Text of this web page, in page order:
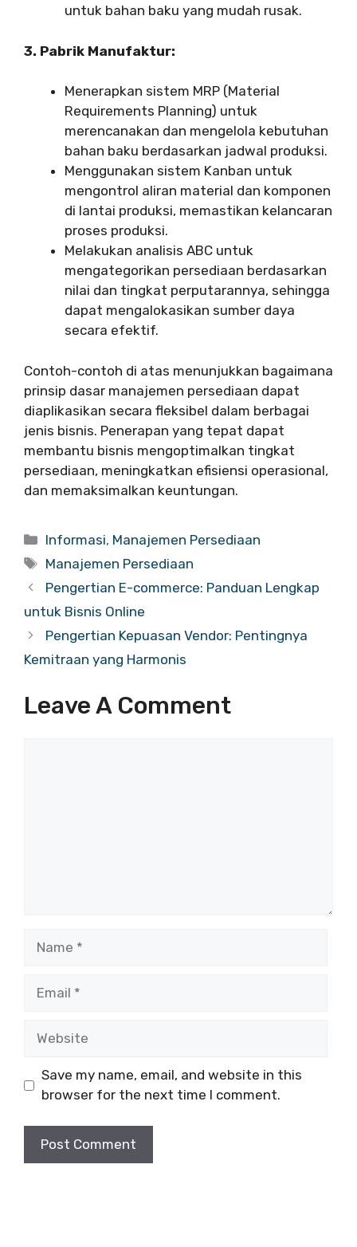
untuk bahan baku yang mudah rusak.
3. Pabrik Manufaktur:
Menerapkan sistem MRP (Material
Requirements Planning) untuk
merencanakan dan mengelola kebutuhan
bahan baku berdasarkan jadwal produksi.
Menggunakan sistem Kanban untuk
mengontrol aliran material dan komponen
di lantai produksi, memastikan kelancaran
proses produksi.
Melakukan analisis ABC untuk
mengategorikan persediaan berdasarkan
nilai dan tingkat perputarannya, sehingga
dapat mengalokasikan sumber daya
secara efektif.
Contoh-contoh di atas menunjukkan bagaimana
prinsip dasar manajemen persediaan dapat
diaplikasikan secara fleksibel dalam berbagai
jenis bisnis. Penerapan yang tepat dapat
membantu bisnis mengoptimalkan tingkat
persediaan, meningkatkan efisiensi operasional,
dan memaksimalkan keuntungan.
Categories
Informasi, Manajemen Persediaan
Tags
Manajemen Persediaan
Pengertian E-commerce: Panduan Lengkap
untuk Bisnis Online
Pengertian Kepuasan Vendor: Pentingnya
Kemitraan yang Harmonis
Leave A Comment
Save my name, email, and website in this
browser for the next time I comment.